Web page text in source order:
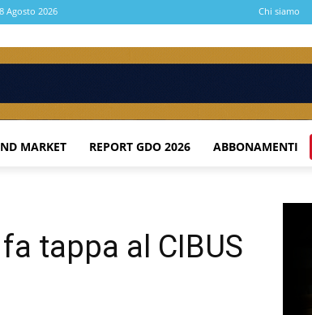
Agosto 2026 Chi siamo
MARKET REPORT GDO 2026 ABBONAMENTI
tappa al CIBUS